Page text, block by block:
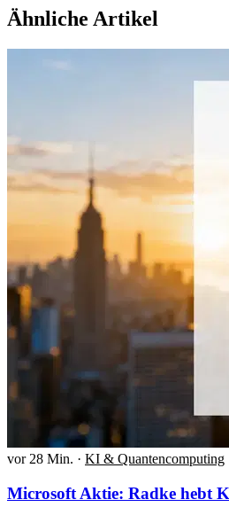
Ähnliche Artikel
vor 28 Min. · KI & Quantencomputing
Microsoft Aktie: Radke hebt